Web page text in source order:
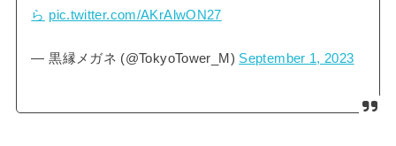
ら pic.twitter.com/AKrAlwON27
— 黒縁メガネ (@TokyoTower_M) September 1, 2023